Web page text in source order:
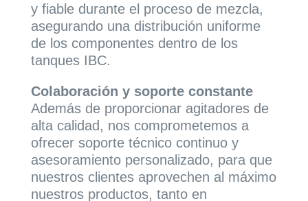
y fiable durante el proceso de mezcla,
asegurando una distribución uniforme
de los componentes dentro de los
tanques IBC.
Colaboración y soporte constante
Además de proporcionar agitadores de
alta calidad, nos comprometemos a
ofrecer soporte técnico continuo y
asesoramiento personalizado, para que
nuestros clientes aprovechen al máximo
nuestros productos, tanto en